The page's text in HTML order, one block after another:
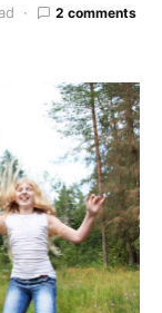
2 comments